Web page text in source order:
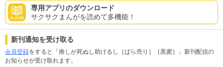
専用アプリのダウンロード
サクサクまんがを読めて多機能！
新刊通知を受け取る
会員登録をすると「推しが死ぬし助けるし［ばら売り］［黒蜜］」新刊配信の
お知らせが受け取れます。